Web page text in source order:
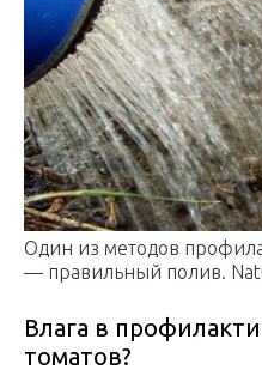
Один из методов
— правильный полив.
Влага в
томатов?